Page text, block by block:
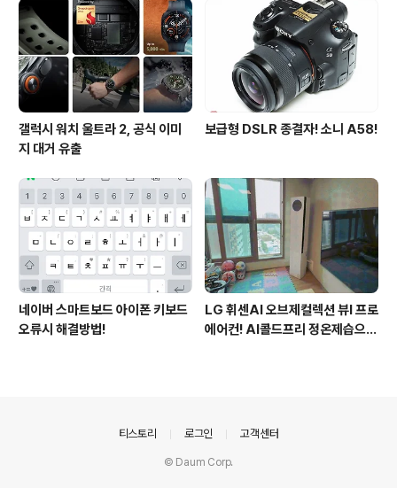
갤럭시 워치 울트라 2, 공식 이미
지 대거 유출
보급형 DSLR 종결자! 소니 A58!
네이버 스마트보드 아이폰 키보드
오류시 해결방법!
LG 휘센AI 오브제컬렉션 뷰I 프로
에어컨! AI콜드프리 정온제습으로
티스토리 로그인 고객센터
© Daum Corp.